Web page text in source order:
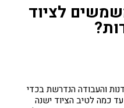
לציוד
והעבודה הנדרשת בכדי
כמה לטיב הציוד ישנה